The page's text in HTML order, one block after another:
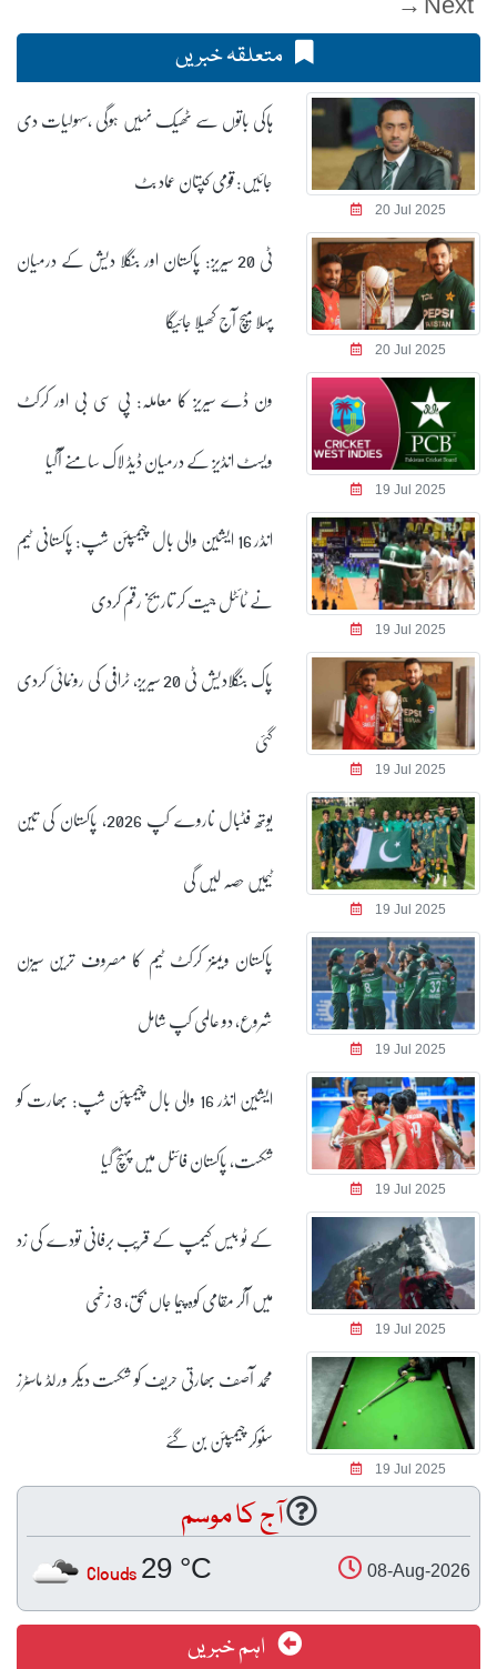
متعلقہ خبریں
20 Jul 2025
ہاکی باتوں سے ٹھیک نہیں ہوگی ،سہولیات دی
جائیں: قومی کپتان عماد بٹ
20 Jul 2025
ٹی 20 سیریز: پاکستان اور بنگلا دیش کے درمیان
پہلا میچ آج کھیلا جائیگا
19 Jul 2025
ون ڈے سیریز کا معاملہ: پی سی بی اور کرکٹ
ویسٹ انڈیز کے درمیان ڈیڈ لاک سامنے آگیا
19 Jul 2025
انڈر 16 ایشین والی بال چیمپئن شپ: پاکستانی ٹیم
نے ٹائٹل جیت کر تاریخ رقم کردی
19 Jul 2025
پاک بنگلادیش ٹی 20 سیریز، ٹرافی کی رونمائی کردی
گئی
19 Jul 2025
یوتھ فٹبال ناروے کپ 2026، پاکستان کی تین
ٹیمیں حصہ لیں گی
19 Jul 2025
پاکستان ویمنز کرکٹ ٹیم کا مصروف ترین سیزن
شروع، دو عالمی کپ شامل
19 Jul 2025
ایشین انڈر 16 والی بال چیمپئن شپ: بھارت کو
شکست، پاکستان فائنل میں پہنچ گیا
19 Jul 2025
کے ٹو بیس کیمپ کے قریب برفانی تودے کی زد
میں آکر مقامی کوہ پیما جاں بحق، 3 زخمی
19 Jul 2025
محمد آصف بھارتی حریف کو شکست دیکر ورلڈ ماسٹرز
سنوکر چیمپئن بن گئے
آج کا موسم
08-Aug-2026
29 °C
Clouds
اہم خبریں